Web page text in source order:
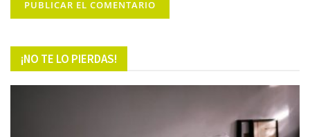
¡NO TE LO PIERDAS!